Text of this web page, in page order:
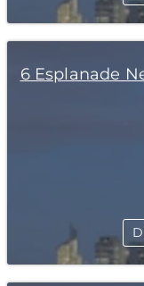
6 Esplanade